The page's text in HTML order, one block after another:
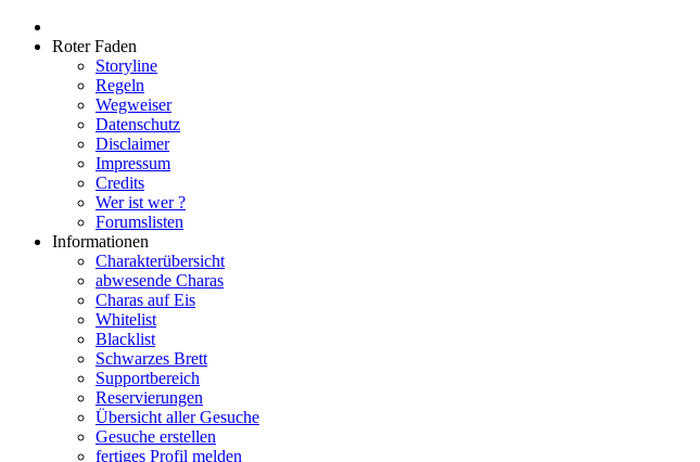
Roter Faden
Storyline
Regeln
Wegweiser
Datenschutz
Disclaimer
Impressum
Credits
Wer ist wer ?
Forumslisten
Informationen
Charakterübersicht
abwesende Charas
Charas auf Eis
Whitelist
Blacklist
Schwarzes Brett
Supportbereich
Reservierungen
Übersicht aller Gesuche
Gesuche erstellen
fertiges Profil melden